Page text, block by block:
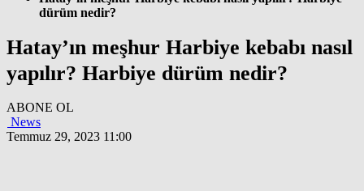
dürüm nedir?
Hatay’ın meşhur Harbiye kebabı nasıl
yapılır? Harbiye dürüm nedir?
ABONE OL
News
Temmuz 29, 2023 11:00